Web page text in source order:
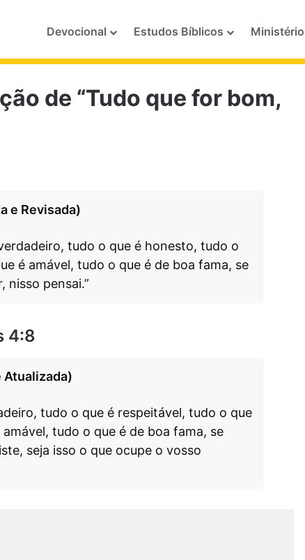
Devocional Estudos Bíblicos Ministério
de “Tudo que for bom,
e Revisada)
tudo o que é honesto, tudo o
é amável, tudo o que é de boa fama, se
nisso pensai.”
4:8
Atualizada)
tudo o que é respeitável, tudo o que
tudo o que é de boa fama, se
seja isso o que ocupe o vosso